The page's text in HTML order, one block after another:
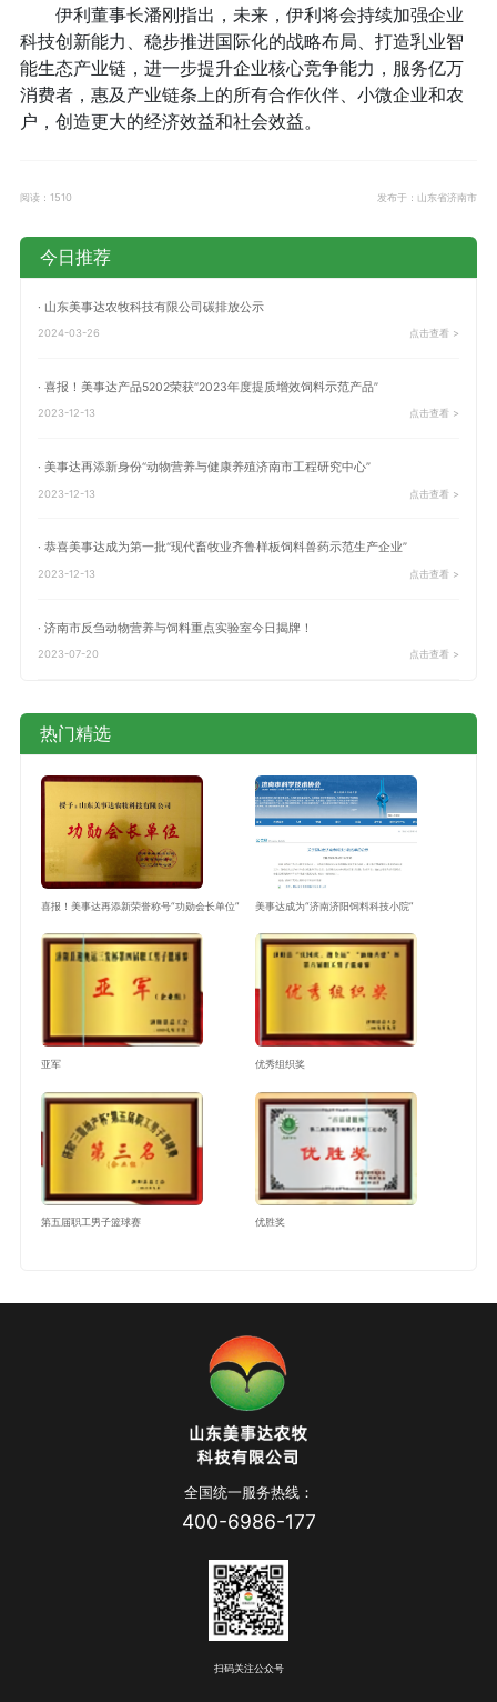
伊利董事长潘刚指出，未来，伊利将会持续加强企业
科技创新能力、稳步推进国际化的战略布局、打造乳业智
能生态产业链，进一步提升企业核心竞争能力，服务亿万
消费者，惠及产业链条上的所有合作伙伴、小微企业和农
户，创造更大的经济效益和社会效益。
阅读：1510 发布于：山东省济南市
今日推荐
· 山东美事达农牧科技有限公司碳排放公示
2024-03-26 点击查看 >
· 喜报！美事达产品5202荣获“2023年度提质增效饲料示范产品”
2023-12-13 点击查看 >
· 美事达再添新身份“动物营养与健康养殖济南市工程研究中心”
2023-12-13 点击查看 >
· 恭喜美事达成为第一批“现代畜牧业齐鲁样板饲料兽药示范生产企业”
2023-12-13 点击查看 >
· 济南市反刍动物营养与饲料重点实验室今日揭牌！
2023-07-20 点击查看 >
热门精选
喜报！美事达再添新荣誉称号“功勋会长单位” 美事达成为“济南济阳饲料科技小院”
亚军 优秀组织奖
第五届职工男子篮球赛 优胜奖
全国统一服务热线：
400-6986-177
扫码关注公众号